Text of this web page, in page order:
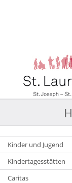
Kinder und Jugend
Kindertagesstätten
Caritas